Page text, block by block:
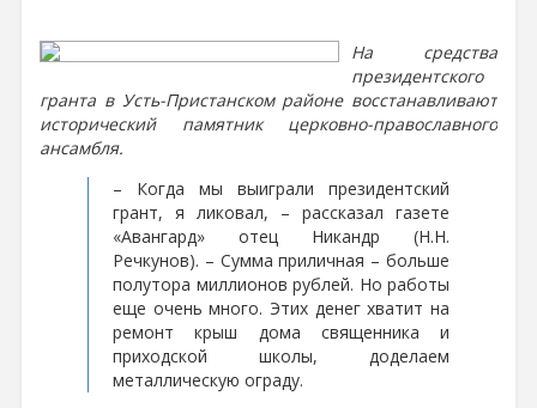
На средства
президентского
гранта в Усть-Пристанском районе восстанавливают
исторический памятник церковно-православного
ансамбля.
– Когда мы выиграли президентский
грант, я ликовал, – рассказал газете
«Авангард» отец Никандр (Н.Н.
Речкунов). – Сумма приличная – больше
полутора миллионов рублей. Но работы
еще очень много. Этих денег хватит на
ремонт крыш дома священника и
приходской школы, доделаем
металлическую ограду.